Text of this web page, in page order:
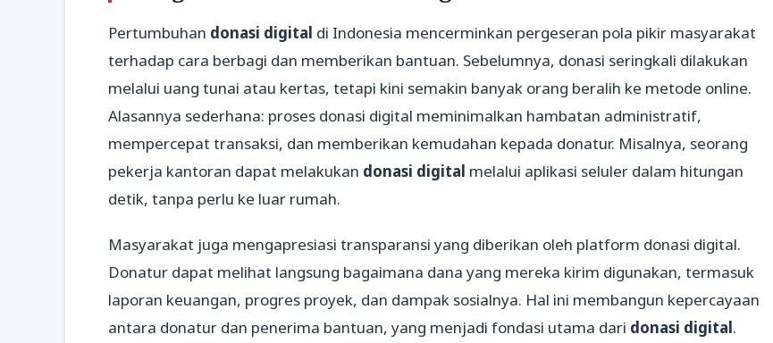
Pertumbuhan donasi digital di Indonesia mencerminkan pergeseran pola pikir masyarakat
terhadap cara berbagi dan memberikan bantuan. Sebelumnya, donasi seringkali dilakukan
melalui uang tunai atau kertas, tetapi kini semakin banyak orang beralih ke metode online.
Alasannya sederhana: proses donasi digital meminimalkan hambatan administratif,
mempercepat transaksi, dan memberikan kemudahan kepada donatur. Misalnya, seorang
pekerja kantoran dapat melakukan donasi digital melalui aplikasi seluler dalam hitungan
detik, tanpa perlu ke luar rumah.
Masyarakat juga mengapresiasi transparansi yang diberikan oleh platform donasi digital.
Donatur dapat melihat langsung bagaimana dana yang mereka kirim digunakan, termasuk
laporan keuangan, progres proyek, dan dampak sosialnya. Hal ini membangun kepercayaan
antara donatur dan penerima bantuan, yang menjadi fondasi utama dari donasi digital.